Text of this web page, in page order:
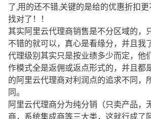
了,用的还不错,关键的是给的优惠折扣
找对了！！
其实阿里云代理商销售是不分区域的，
不错的就可以，真心是看缘分，并且我
代理级别其实只是按业绩多少而定，他
作模式全是返佣或返点形式的，并且都
的阿里云代理商对利润点的追求不同，
同。
阿里云代理商分为纯分销（只卖产品，
商，系统集成商等三大类，这就行成了